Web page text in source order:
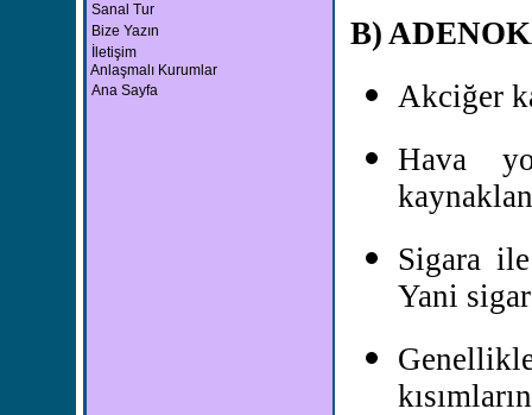
Sanal Tur
Bize Yazın
İletişim
Anlaşmalı Kurumlar
Ana Sayfa
B)
Akciğer
Hava
Sigara
Yani